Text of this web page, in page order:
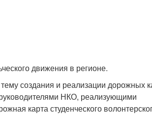
движения в регионе.
создания и реализации дорожных
НКО, реализующими
карта студенческого